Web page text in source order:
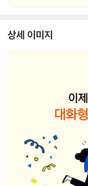
상세 이미지